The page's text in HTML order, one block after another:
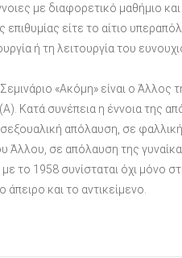
με διαφορετικό μαθήμιο
επιθυμίας είτε το αίτιο
ή τη λειτουργία του
«Ακόμη» είναι ο Άλλος
Κατά συνέπεια η έννοια της
απόλαυση, σε
σε απόλαυση της
με το 1958 συνίσταται όχι μόνο
και το αντικείμενο.